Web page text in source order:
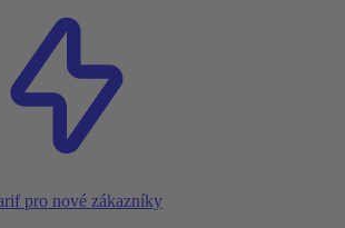
pro nové zákazníky